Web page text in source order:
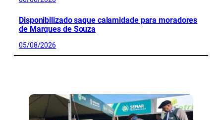
Disponibilizado saque calamidade para moradores
de Marques de Souza
05/08/2026